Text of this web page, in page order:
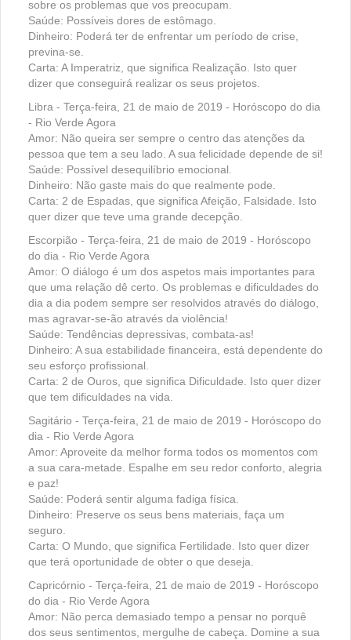
sobre os problemas que vos preocupam.
Saúde: Possíveis dores de estômago.
Dinheiro: Poderá ter de enfrentar um período de crise,
previna-se.
Carta: A Imperatriz, que significa Realização. Isto quer
dizer que conseguirá realizar os seus projetos.
Libra - Terça-feira, 21 de maio de 2019 - Horóscopo do dia
- Rio Verde Agora
Amor: Não queira ser sempre o centro das atenções da
pessoa que tem a seu lado. A sua felicidade depende de si!
Saúde: Possível desequilíbrio emocional.
Dinheiro: Não gaste mais do que realmente pode.
Carta: 2 de Espadas, que significa Afeição, Falsidade. Isto
quer dizer que teve uma grande decepção.
Escorpião - Terça-feira, 21 de maio de 2019 - Horóscopo
do dia - Rio Verde Agora
Amor: O diálogo é um dos aspetos mais importantes para
que uma relação dê certo. Os problemas e dificuldades do
dia a dia podem sempre ser resolvidos através do diálogo,
mas agravar-se-ão através da violência!
Saúde: Tendências depressivas, combata-as!
Dinheiro: A sua estabilidade financeira, está dependente do
seu esforço profissional.
Carta: 2 de Ouros, que significa Dificuldade. Isto quer dizer
que tem dificuldades na vida.
Sagitário - Terça-feira, 21 de maio de 2019 - Horóscopo do
dia - Rio Verde Agora
Amor: Aproveite da melhor forma todos os momentos com
a sua cara-metade. Espalhe em seu redor conforto, alegria
e paz!
Saúde: Poderá sentir alguma fadiga física.
Dinheiro: Preserve os seus bens materiais, faça um
seguro.
Carta: O Mundo, que significa Fertilidade. Isto quer dizer
que terá oportunidade de obter o que deseja.
Capricórnio - Terça-feira, 21 de maio de 2019 - Horóscopo
do dia - Rio Verde Agora
Amor: Não perca demasiado tempo a pensar no porquê
dos seus sentimentos, mergulhe de cabeça. Domine a sua